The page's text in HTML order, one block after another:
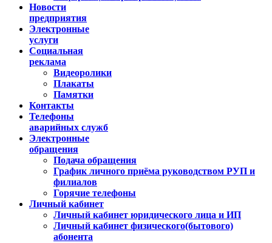
Новости
предприятия
Электронные
услуги
Социальная
реклама
Видеоролики
Плакаты
Памятки
Контакты
Телефоны
аварийных служб
Электронные
обращения
Подача обращения
График личного приёма руководством РУП и
филиалов
Горячие телефоны
Личный кабинет
Личный кабинет юридического лица и ИП
Личный кабинет физического(бытового)
абонента